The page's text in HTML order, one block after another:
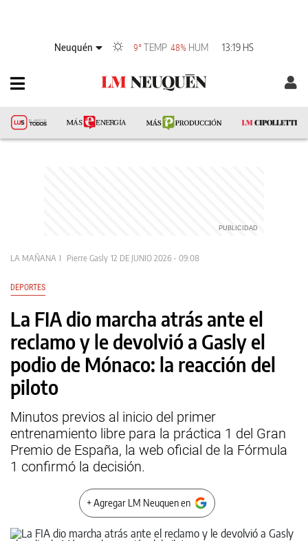
Neuquén 9°TEMP 48% HUM 13:19 HS
LA MAÑANA Pierre Gasly 12 DE JUNIO 2026 - 09:08
DEPORTES
La FIA dio marcha atrás ante el
reclamo y le devolvió a Gasly el
podio de Mónaco: la reacción del
piloto
Minutos previos al inicio del primer
entrenamiento libre para la práctica 1 del Gran
Premio de España, la web oficial de la Fórmula
1 confirmó la decisión.
+ Agregar LM Neuquen en